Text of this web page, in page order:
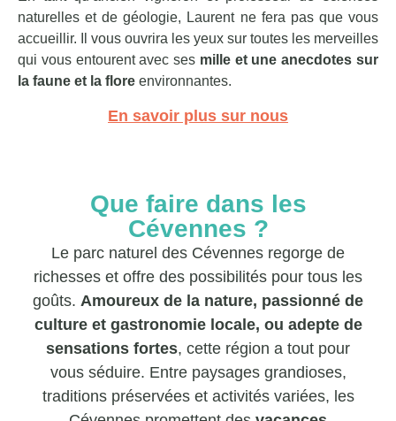
naturelles et de géologie, Laurent ne fera pas que vous
accueillir. Il vous ouvrira les yeux sur toutes les merveilles
qui vous entourent avec ses mille et une anecdotes sur
la faune et la flore environnantes.
En savoir plus sur nous
Que faire dans les
Cévennes ?
Le parc naturel des Cévennes regorge de
richesses et offre des possibilités pour tous les
goûts. Amoureux de la nature, passionné de
culture et gastronomie locale, ou adepte de
sensations fortes, cette région a tout pour
vous séduire. Entre paysages grandioses,
traditions préservées et activités variées, les